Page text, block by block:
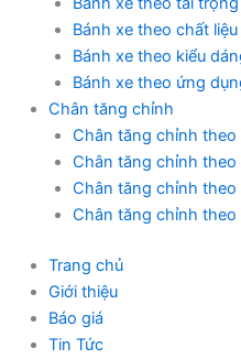
Bánh xe theo chất liệu
Bánh xe theo kiểu
Bánh xe theo ứng
Chân tăng chỉnh
Chân tăng chỉnh theo
Chân tăng chỉnh
Chân tăng chỉnh theo
Chân tăng chỉnh theo
Trang chủ
Giới thiệu
Báo giá
Tin Tức